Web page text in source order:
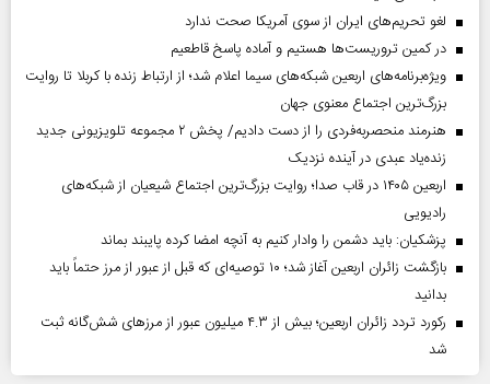
لغو تحریم‌های ایران از سوی آمریکا صحت ندارد
در کمین تروریست‌ها هستیم و آماده پاسخ قاطعیم
ویژه‌برنامه‌های اربعین شبکه‌های سیما اعلام شد؛ از ارتباط زنده با کربلا تا روایت
بزرگ‌ترین اجتماع معنوی جهان
هنرمند منحصر‌به‌فردی را از دست دادیم/ پخش ۲ مجموعه تلویزیونی جدید
زنده‌یاد عبدی در آینده نزدیک
اربعین ۱۴۰۵ در قاب صدا؛ روایت بزرگ‌ترین اجتماع شیعیان از شبکه‌های
رادیویی
پزشکیان: باید دشمن را وادار کنیم به آنچه امضا کرده پایبند بماند
بازگشت زائران اربعین آغاز شد؛ ۱۰ توصیه‌ای که قبل از عبور از مرز حتماً باید
بدانید
رکورد تردد زائران اربعین؛ بیش از ۴.۳ میلیون عبور از مرزهای شش‌گانه ثبت
شد